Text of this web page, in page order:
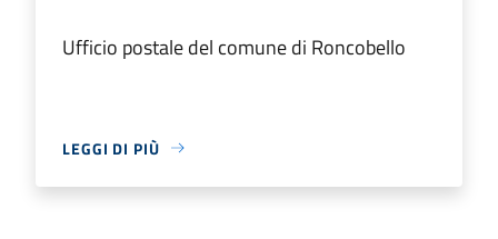
Ufficio postale del comune di Roncobello
LEGGI DI PIÙ